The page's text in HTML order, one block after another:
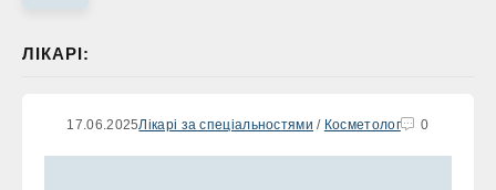
ЛІКАРІ:
17.06.2025Лікарі за спеціальностями / Косметолог 0